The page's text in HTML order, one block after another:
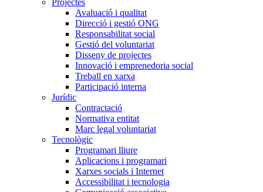
Projectes
Avaluació i qualitat
Direcció i gestió ONG
Responsabilitat social
Gestió del voluntariat
Disseny de projectes
Innovació i emprenedoria social
Treball en xarxa
Participació interna
Jurídic
Contractació
Normativa entitat
Marc legal voluntariat
Tecnològic
Programari lliure
Aplicacions i programari
Xarxes socials i Internet
Accessibilitat i tecnologia